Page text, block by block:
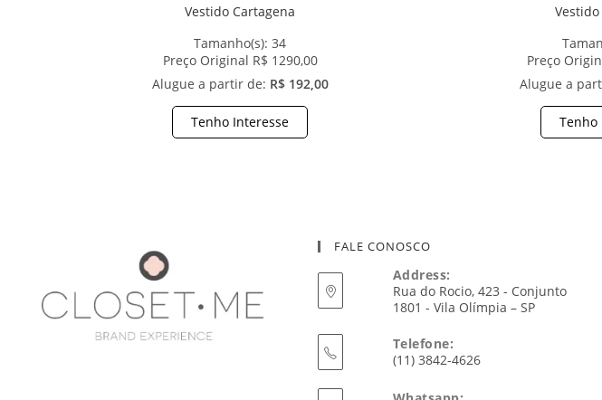
Vestido Cartagena
Tamanho(s):34
Preço Original R$ 1290,00
Alugue a partir de: R$ 192,00
Tenho Interesse
Preço
Alugue a
Tenho
FALE CONOSCO
Address:
Rua do Rocio, 423 - Conjunto
1801 - Vila Olímpia – SP
Telefone:
(11) 3842-4626